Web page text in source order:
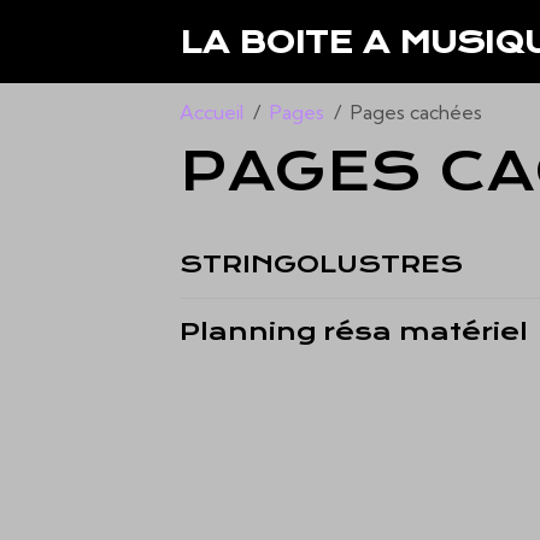
LA BOITE A
Accueil Pages Pages cachées
PAGES
STRINGOLUSTRES
Planning résa matériel